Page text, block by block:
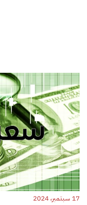
17 سبتمبر، 2024